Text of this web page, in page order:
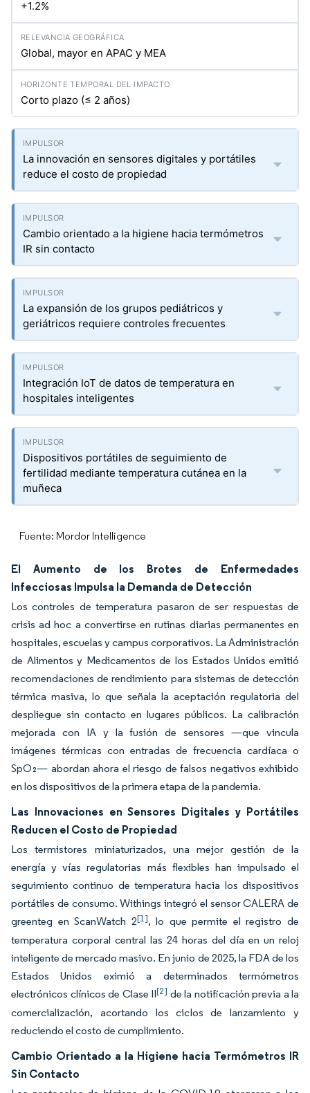
+1.2%
Global, mayor en APAC y MEA
Corto plazo (≤ 2 años)
La innovación en sensores digitales y portátiles
reduce el costo de propiedad
Cambio orientado a la higiene hacia termómetros
IR sin contacto
La expansión de los grupos pediátricos y
geriátricos requiere controles frecuentes
Integración IoT de datos de temperatura en
hospitales inteligentes
Dispositivos portátiles de seguimiento de
fertilidad mediante temperatura cutánea en la
muñeca
Fuente: Mordor Intelligence
El Aumento de los Brotes de Enfermedades
Infecciosas Impulsa la Demanda de Detección
Los controles de temperatura pasaron de ser respuestas de
crisis ad hoc a convertirse en rutinas diarias permanentes en
hospitales, escuelas y campus corporativos. La Administración
de Alimentos y Medicamentos de los Estados Unidos emitió
recomendaciones de rendimiento para sistemas de detección
térmica masiva, lo que señala la aceptación regulatoria del
despliegue sin contacto en lugares públicos. La calibración
mejorada con IA y la fusión de sensores —que vincula
imágenes térmicas con entradas de frecuencia cardíaca o
SpO₂— abordan ahora el riesgo de falsos negativos exhibido
en los dispositivos de la primera etapa de la pandemia.
Las Innovaciones en Sensores Digitales y Portátiles
Reducen el Costo de Propiedad
Los termistores miniaturizados, una mejor gestión de la
energía y vías regulatorias más flexibles han impulsado el
seguimiento continuo de temperatura hacia los dispositivos
portátiles de consumo. Withings integró el sensor CALERA de
greenteg en ScanWatch 2[1], lo que permite el registro de
temperatura corporal central las 24 horas del día en un reloj
inteligente de mercado masivo. En junio de 2025, la FDA de los
Estados Unidos eximió a determinados termómetros
electrónicos clínicos de Clase II[2] de la notificación previa a la
comercialización, acortando los ciclos de lanzamiento y
reduciendo el costo de cumplimiento.
Cambio Orientado a la Higiene hacia Termómetros IR
Sin Contacto